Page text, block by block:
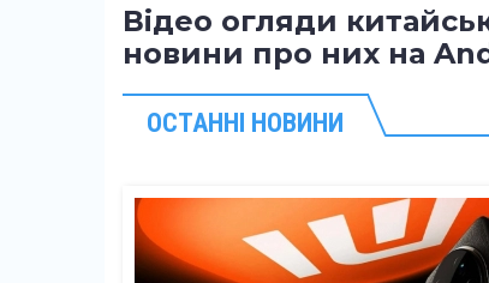
#Текстові огляди
Відео огляди
новини про них на
ОСТАННІ НОВИНИ